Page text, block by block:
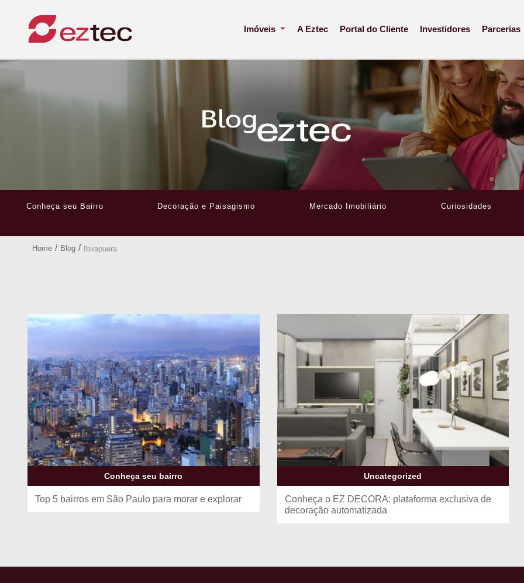
Imóveis A Eztec Portal do Cliente Investidores Parcerias
Conheça seu Bairro Decoração e Paisagismo Mercado Imobiliário Curiosidades
Home / Blog / Ibirapuera
Conheça seu bairro
Top 5 bairros em São Paulo para morar e explorar
Uncategorized
Conheça o EZ DECORA: plataforma exclusiva de
decoração automatizada